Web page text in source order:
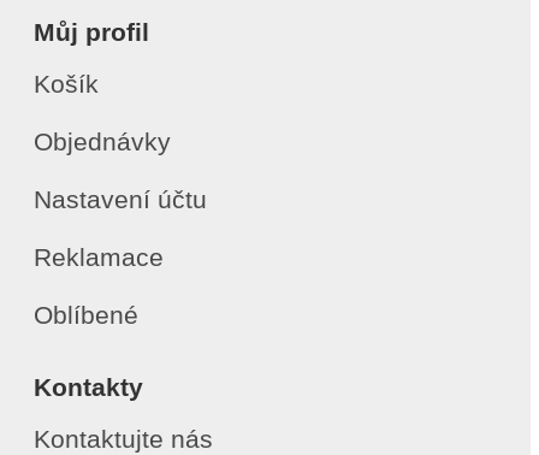
Můj profil
Košík
Objednávky
Nastavení účtu
Reklamace
Oblíbené
Kontakty
Kontaktujte nás